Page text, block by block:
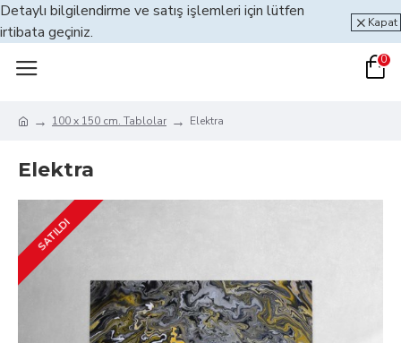
Detaylı bilgilendirme ve satış işlemleri için lütfen
irtibata geçiniz.
Kapat
0
100 x 150 cm. Tablolar Elektra
Elektra
SATILDI